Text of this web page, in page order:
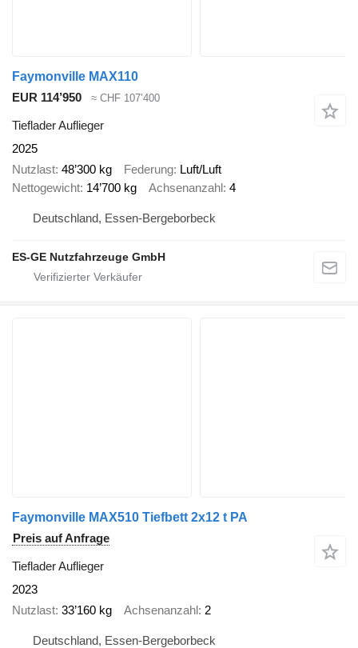
Faymonville MAX110
EUR 114’950
≈ CHF 107’400
Tieflader Auflieger
2025
Nutzlast 48’300 kg Federung Luft/Luft
Nettogewicht 14’700 kg Achsenanzahl 4
Deutschland, Essen-Bergeborbeck
ES-GE Nutzfahrzeuge GmbH
Faymonville MAX510 Tiefbett 2x12 t PA
Preis auf Anfrage
Tieflader Auflieger
2023
Nutzlast 33’160 kg Achsenanzahl 2
Deutschland, Essen-Bergeborbeck